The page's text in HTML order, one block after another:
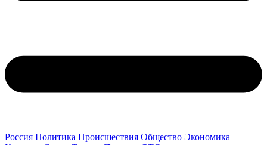
Россия Политика Происшествия Общество Экономика